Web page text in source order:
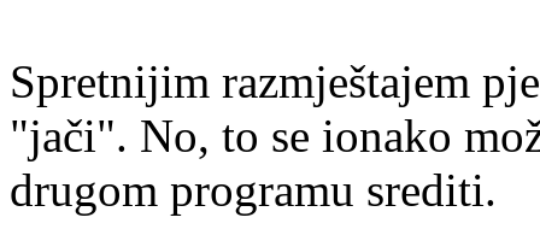
Spretnijim razmještajem
"jači". No, to se ionako
drugom programu srediti.